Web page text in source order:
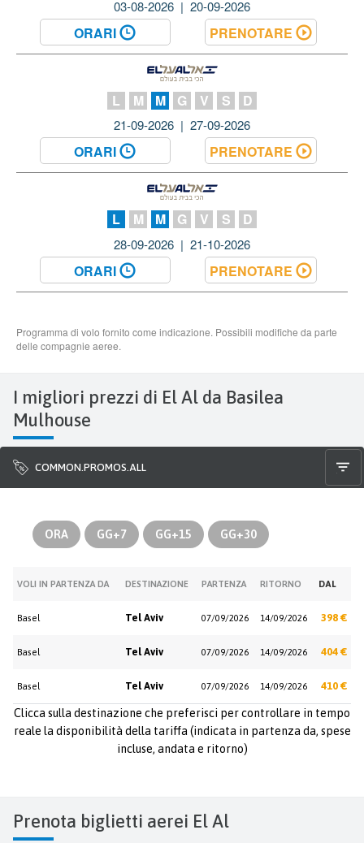
I migliori prezzi di El Al da Basilea
Mulhouse
COMMON.PROMOS.ALL
ORA GG+7 GG+15 GG+30
VOLI IN PARTENZA DA DESTINAZIONE PARTENZA RITORNO DAL
Basel Tel Aviv 07/09/2026 14/09/2026 398 €
Basel Tel Aviv 07/09/2026 14/09/2026 404 €
Basel Tel Aviv 07/09/2026 14/09/2026 410 €
Clicca sulla destinazione che preferisci per controllare in tempo
reale la disponibilità della tariffa (indicata in partenza da, spese
incluse, andata e ritorno)
Prenota biglietti aerei El Al